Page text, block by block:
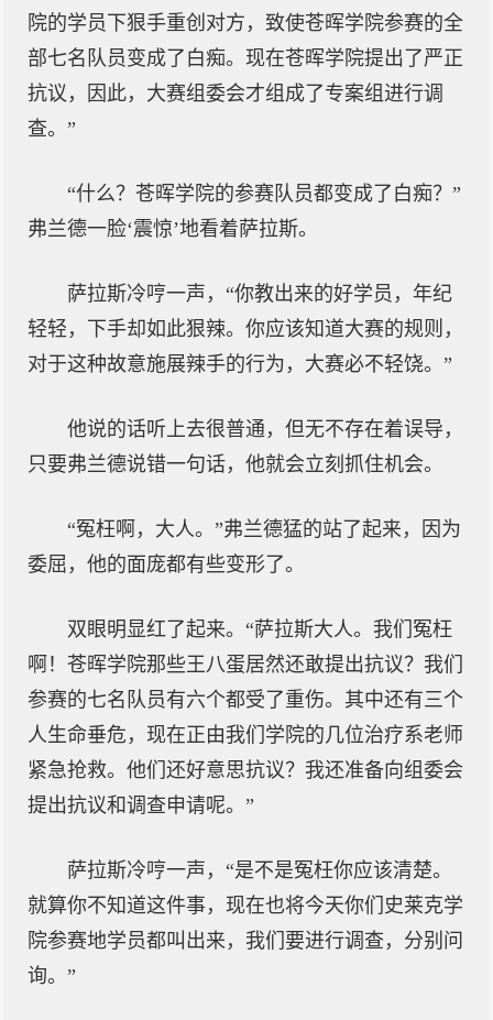
院的学员下狠手重创对方，致使苍晖学院参赛的全
部七名队员变成了白痴。现在苍晖学院提出了严正
抗议，因此，大赛组委会才组成了专案组进行调
查。”
“什么？苍晖学院的参赛队员都变成了白痴？”
弗兰德一脸‘震惊’地看着萨拉斯。
萨拉斯冷哼一声，“你教出来的好学员，年纪
轻轻，下手却如此狠辣。你应该知道大赛的规则，
对于这种故意施展辣手的行为，大赛必不轻饶。”
他说的话听上去很普通，但无不存在着误导，
只要弗兰德说错一句话，他就会立刻抓住机会。
“冤枉啊，大人。”弗兰德猛的站了起来，因为
委屈，他的面庞都有些变形了。
双眼明显红了起来。“萨拉斯大人。我们冤枉
啊！苍晖学院那些王八蛋居然还敢提出抗议？我们
参赛的七名队员有六个都受了重伤。其中还有三个
人生命垂危，现在正由我们学院的几位治疗系老师
紧急抢救。他们还好意思抗议？我还准备向组委会
提出抗议和调查申请呢。”
萨拉斯冷哼一声，“是不是冤枉你应该清楚。
就算你不知道这件事，现在也将今天你们史莱克学
院参赛地学员都叫出来，我们要进行调查，分别问
询。”